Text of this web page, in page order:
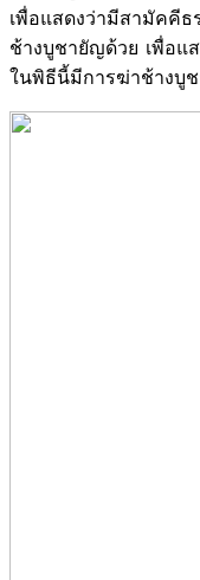
เพื่อแสดงว่ามีสามัคคี
ช้างบูชายัญด้วย เพื่อแ
ในพิธีนี้มีการฆ่าช้างบู